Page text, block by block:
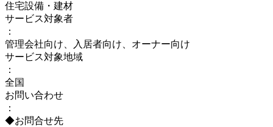
住宅設備・建材
サービス対象者
：
管理会社向け、入居者向け、オーナー向け
サービス対象地域
：
全国
お問い合わせ
：
◆お問合せ先